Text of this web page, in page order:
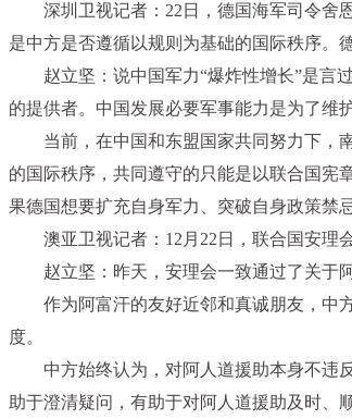
深圳卫视记者：22日，德国海军司令舍
是中方是否遵循以规则为基础的国际秩序。
赵立坚：说中国军力“爆炸性增长”是言
的提供者。中国发展必要军事能力是为了维
当前，在中国和东盟国家共同努力下，
的国际秩序，共同遵守的只能是以联合国宪
果德国想要扩充自身军力、突破自身政策禁
澳亚卫视记者：12月22日，联合国安理
赵立坚：昨天，安理会一致通过了关于
作为阿富汗的友好近邻和真诚朋友，中
度。
中方始终认为，对阿人道援助本身不违
助于澄清疑问，有助于对阿人道援助及时、